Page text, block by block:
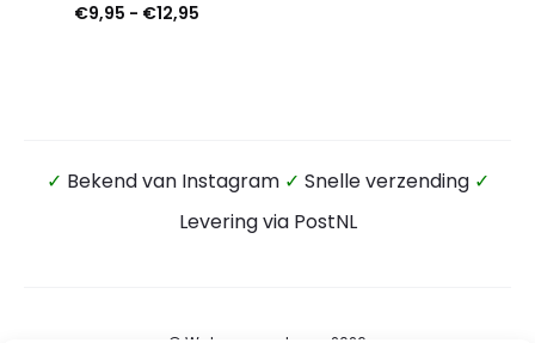
€9,95 - €12,95
✓ Bekend van Instagram ✓ Snelle verzending ✓
Levering via PostNL